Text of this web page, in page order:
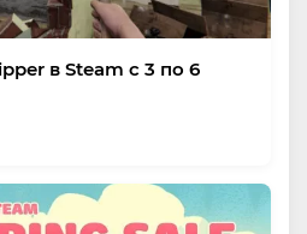
в Steam с 3 по 6